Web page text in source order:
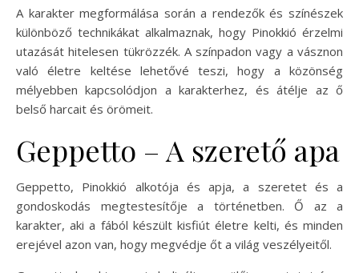
A karakter megformálása során a rendezők és színészek
különböző technikákat alkalmaznak, hogy Pinokkió érzelmi
utazását hitelesen tükrözzék. A színpadon vagy a vásznon
való életre keltése lehetővé teszi, hogy a közönség
mélyebben kapcsolódjon a karakterhez, és átélje az ő
belső harcait és örömeit.
Geppetto – A szerető apa
Geppetto, Pinokkió alkotója és apja, a szeretet és a
gondoskodás megtestesítője a történetben. Ő az a
karakter, aki a fából készült kisfiút életre kelti, és minden
erejével azon van, hogy megvédje őt a világ veszélyeitől.